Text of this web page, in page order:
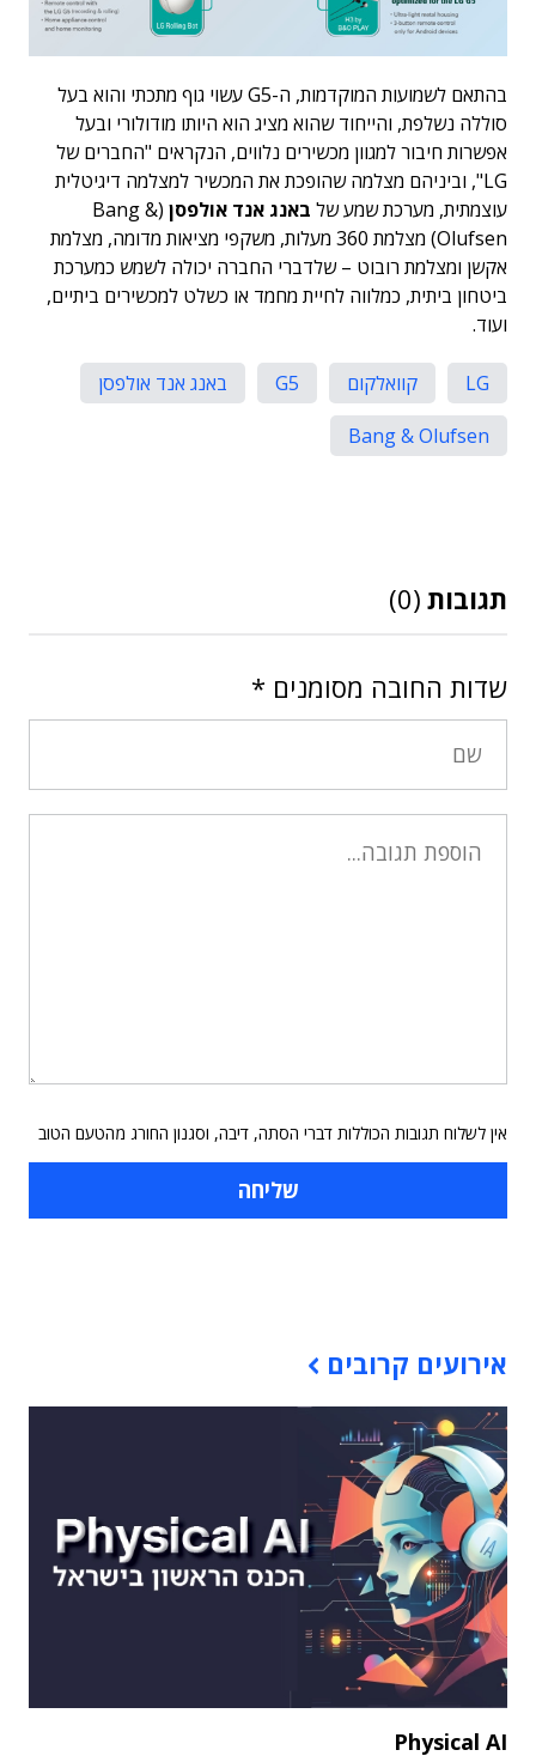
בהתאם לשמועות המוקדמות, ה-G5 עשוי גוף מתכתי והוא בעל
סוללה נשלפת, והייחוד שהוא מציג הוא היותו מודולורי ובעל
אפשרות חיבור למגוון מכשירים נלווים, הנקראים "החברים של
LG", וביניהם מצלמה שהופכת את המכשיר למצלמה דיגיטלית
עוצמתית, מערכת שמע של באנג אנד אולפסן (Bang &
Olufsen) מצלמת 360 מעלות, משקפי מציאות מדומה, מצלמת
אקשן ומצלמת רובוט – שלדברי החברה יכולה לשמש כמערכת
ביטחון ביתית, כמלווה לחיית מחמד או כשלט למכשירים ביתיים,
ועוד.
LG קוואלקום G5
באנג אנד אולפסן
Bang & Olufsen
תגובות (0)
שדות החובה מסומנים *
אין לשלוח תגובות הכוללות דברי הסתה, דיבה, וסגנון החורג מהטעם הטוב
אירועים קרובים
Physical AI